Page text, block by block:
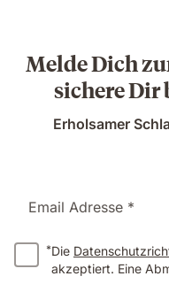
Melde Dich
sichere Dir
Erholsamer
Email Adresse *
*Die
akzeptiert. Eine